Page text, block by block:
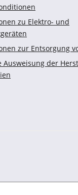
zu Elektro- und
zur Entsorgung
Ausweisung der